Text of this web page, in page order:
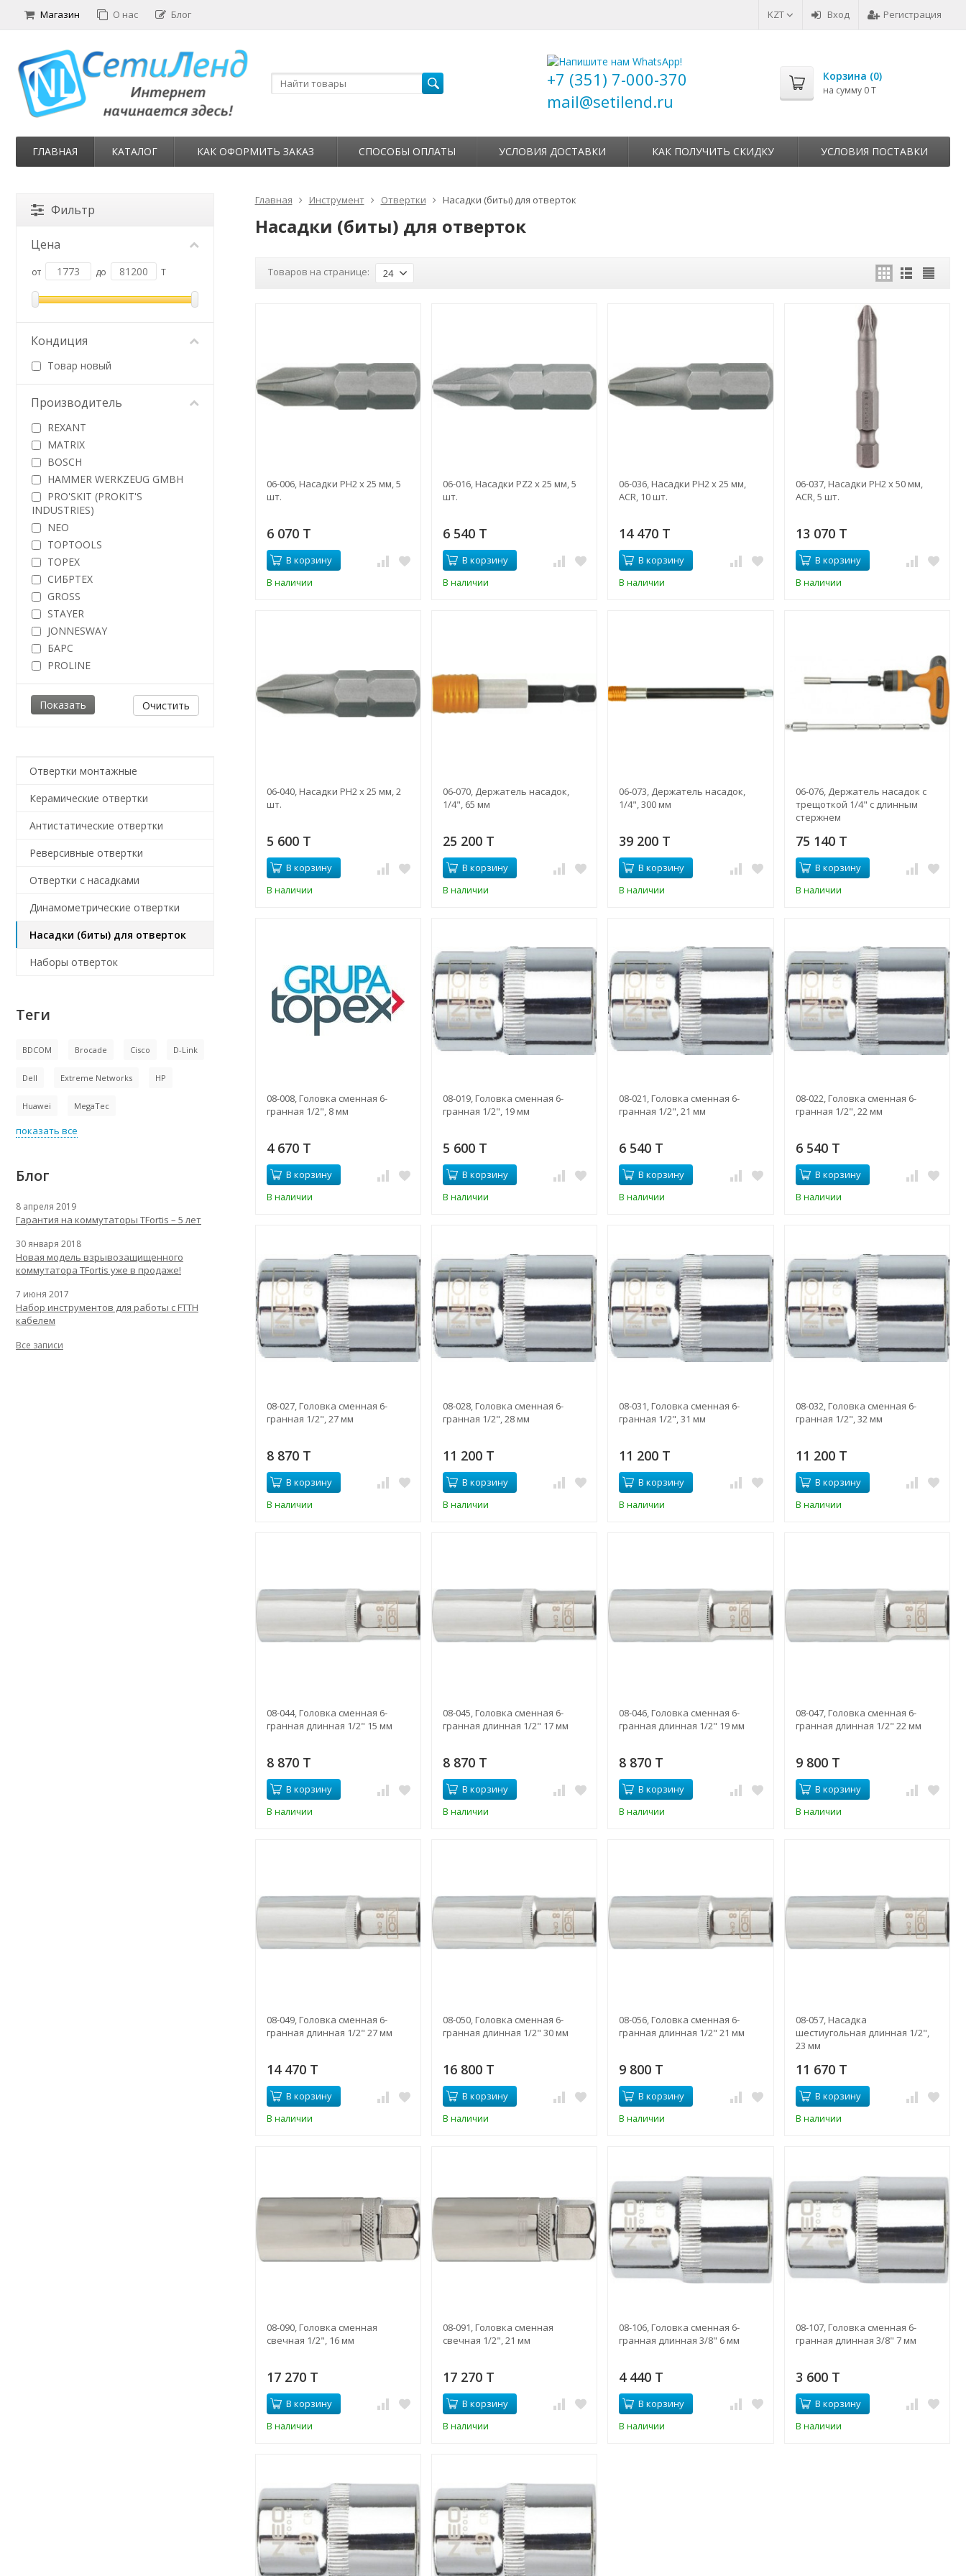
KZT Вход Регистрация
Магазин О нас Блог
+7 (351) 7-000-370
mail@setilend.ru
Корзина (0)
на сумму 0 T
ГЛАВНАЯ КАТАЛОГ КАК ОФОРМИТЬ ЗАКАЗ СПОСОБЫ ОПЛАТЫ УСЛОВИЯ ДОСТАВКИ КАК ПОЛУЧИТЬ СКИДКУ УСЛОВИЯ ПОСТАВКИ
Главная Инструмент Отвертки Насадки (биты) для отверток
Насадки (биты) для отверток
Товаров на странице: 24
06-006, Насадки PH2 x 25 мм, 5
шт.
6 070 T
В корзину
В наличии
06-016, Насадки PZ2 x 25 мм, 5
шт.
6 540 T
В корзину
В наличии
06-036, Насадки PH2 x 25 мм,
ACR, 10 шт.
14 470 T
В корзину
В наличии
06-037, Насадки PH2 x 50 мм,
ACR, 5 шт.
13 070 T
В корзину
В наличии
06-040, Насадки PH2 x 25 мм, 2
шт.
5 600 T
В корзину
В наличии
06-070, Держатель насадок,
1/4", 65 мм
25 200 T
В корзину
В наличии
06-073, Держатель насадок,
1/4", 300 мм
39 200 T
В корзину
В наличии
06-076, Держатель насадок c
трещоткой 1/4" с длинным
стержнем
75 140 T
В корзину
В наличии
08-008, Головка сменная 6-
гранная 1/2", 8 мм
4 670 T
В корзину
В наличии
08-019, Головка сменная 6-
гранная 1/2", 19 мм
5 600 T
В корзину
В наличии
08-021, Головка сменная 6-
гранная 1/2", 21 мм
6 540 T
В корзину
В наличии
08-022, Головка сменная 6-
гранная 1/2", 22 мм
6 540 T
В корзину
В наличии
08-027, Головка сменная 6-
гранная 1/2", 27 мм
8 870 T
В корзину
В наличии
08-028, Головка сменная 6-
гранная 1/2", 28 мм
11 200 T
В корзину
В наличии
08-031, Головка сменная 6-
гранная 1/2", 31 мм
11 200 T
В корзину
В наличии
08-032, Головка сменная 6-
гранная 1/2", 32 мм
11 200 T
В корзину
В наличии
08-044, Головка сменная 6-
гранная длинная 1/2" 15 мм
8 870 T
В корзину
В наличии
08-045, Головка сменная 6-
гранная длинная 1/2" 17 мм
8 870 T
В корзину
В наличии
08-046, Головка сменная 6-
гранная длинная 1/2" 19 мм
8 870 T
В корзину
В наличии
08-047, Головка сменная 6-
гранная длинная 1/2" 22 мм
9 800 T
В корзину
В наличии
08-049, Головка сменная 6-
гранная длинная 1/2" 27 мм
14 470 T
В корзину
В наличии
08-050, Головка сменная 6-
гранная длинная 1/2" 30 мм
16 800 T
В корзину
В наличии
08-056, Головка сменная 6-
гранная длинная 1/2" 21 мм
9 800 T
В корзину
В наличии
08-057, Насадка
шестиугольная длинная 1/2",
23 мм
11 670 T
В корзину
В наличии
08-090, Головка сменная
свечная 1/2", 16 мм
17 270 T
В корзину
В наличии
08-091, Головка сменная
свечная 1/2", 21 мм
17 270 T
В корзину
В наличии
08-106, Головка сменная 6-
гранная длинная 3/8" 6 мм
4 440 T
В корзину
В наличии
08-107, Головка сменная 6-
гранная длинная 3/8" 7 мм
3 600 T
В корзину
В наличии
Фильтр
Цена
от до T
Кондиция
Товар новый
Производитель
REXANT
MATRIX
BOSCH
HAMMER WERKZEUG GMBH
PRO'SKIT (PROKIT'S
INDUSTRIES)
NEO
TOPTOOLS
TOPEX
СИБРТЕХ
GROSS
STAYER
JONNESWAY
БАРС
PROLINE
Очистить
Отвертки монтажные
Керамические отвертки
Антистатические отвертки
Реверсивные отвертки
Отвертки с насадками
Динамометрические отвертки
Насадки (биты) для отверток
Наборы отверток
Теги
BDCOM Brocade Cisco D-Link
Dell Extreme Networks HP
Huawei MegaTec
показать все
Блог
8 апреля 2019
Гарантия на коммутаторы TFortis – 5 лет
30 января 2018
Новая модель взрывозащищенного
коммутатора TFortis уже в продаже!
7 июня 2017
Набор инструментов для работы с FTTH
кабелем
Все записи